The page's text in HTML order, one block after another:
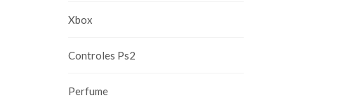
Xbox
Controles Ps2
Perfume